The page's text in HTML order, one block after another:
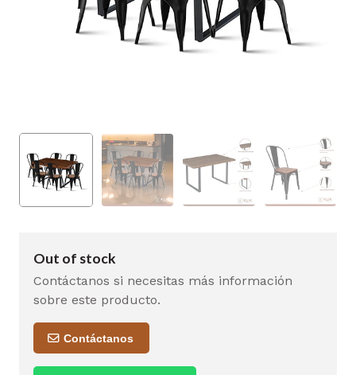
Out of stock
Contáctanos si necesitas más información
sobre este producto.
Contáctanos